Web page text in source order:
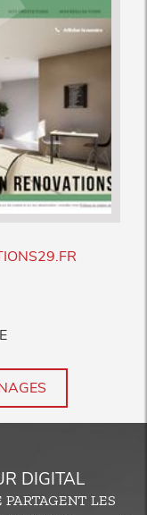
DIGITAL
PARTAGENT LES